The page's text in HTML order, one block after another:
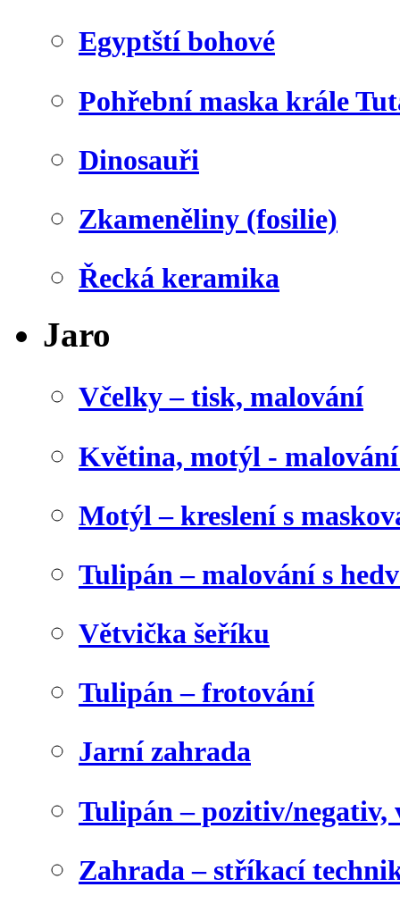
Egyptští bohové
Pohřební maska krále
Dinosauři
Zkameněliny (fosilie)
Řecká keramika
Jaro
Včelky – tisk, malování
Květina, motýl -
Motýl – kreslení s
Tulipán – malování s
Větvička šeříku
Tulipán – frotování
Jarní zahrada
Tulipán – pozitiv/negativ,
Zahrada – stříkací